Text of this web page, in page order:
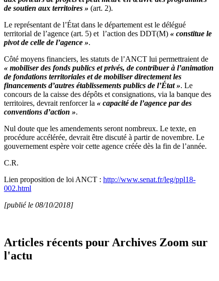
de soutien aux territoires » (art. 2).
Le représentant de l’État dans le département est le délégué
territorial de l’agence (art. 5) et l’action des DDT(M) « constitue le
pivot de celle de l’agence ».
Côté moyens financiers, les statuts de l’ANCT lui permettraient de
« mobiliser des fonds publics et privés, de contribuer à l’animation
de fondations territoriales et de mobiliser directement les
financements d’autres établissements publics de l’État ». Le
concours de la caisse des dépôts et consignations, via la banque des
territoires, devrait renforcer la « capacité de l’agence par des
conventions d’action ».
Nul doute que les amendements seront nombreux. Le texte, en
procédure accélérée, devrait être discuté à partir de novembre. Le
gouvernement espère voir cette agence créée dès la fin de l’année.
C.R.
Lien proposition de loi ANCT : http://www.senat.fr/leg/ppl18-
002.html
[publié le 08/10/2018]
Articles récents pour Archives Zoom sur
l'actu